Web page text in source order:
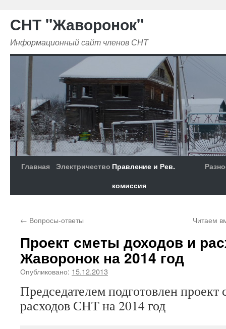
СНТ "Жаворонок"
Информационный сайт членов СНТ
Главная Электричество Правление и Рев.
комиссия
← Вопросы-ответы Читаем
Проект сметы доходов и
Жаворонок на 2014 год
Опубликовано: 15.12.2013
Председателем подготовлен проект
расходов СНТ на 2014 год